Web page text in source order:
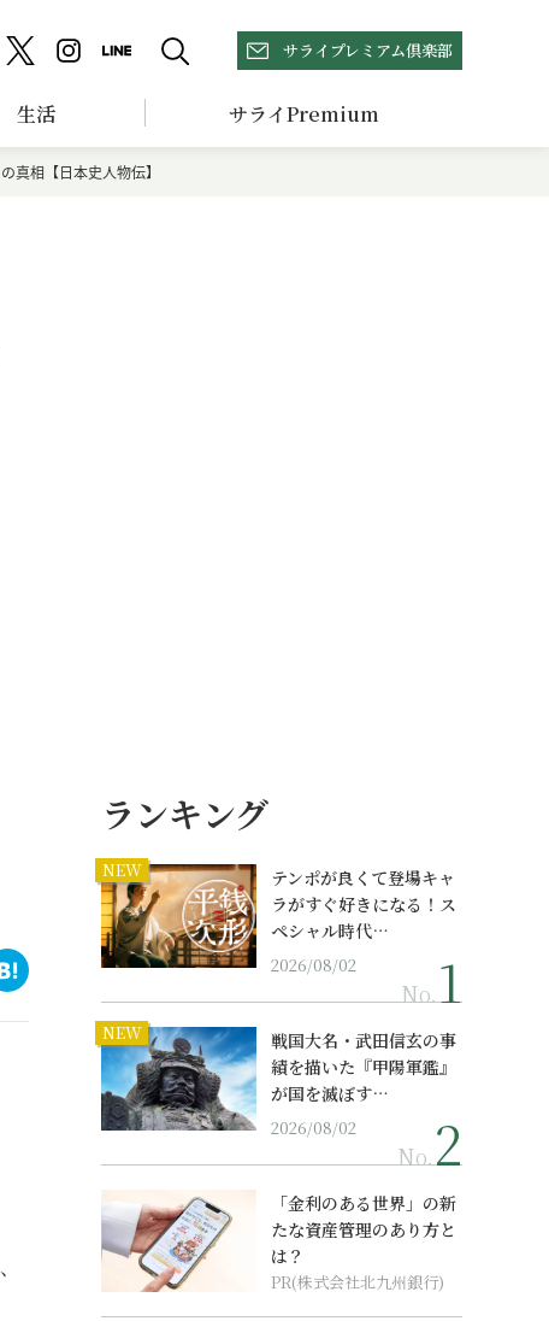
サライプレミアム倶楽部
生活 サライPremium
真相【日本史人物伝】
ランキング
NEW
テンポが良くて登場キャ
ラがすぐ好きになる！ス
ペシャル時代…
2026/08/02
No.
NEW
戦国大名・武田信玄の事
績を描いた『甲陽軍鑑』
が国を滅ぼす…
2026/08/02
No.
「金利のある世界」の新
たな資産管理のあり方と
は？
PR(株式会社北九州銀行)